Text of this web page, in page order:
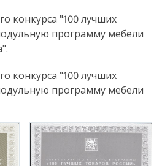
конкурса "100 лучших
программу мебели
конкурса "100 лучших
программу мебели